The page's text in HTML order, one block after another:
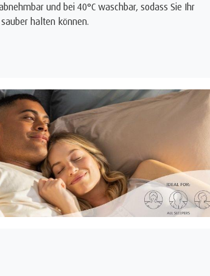
und bei 40°C waschbar, sodass Sie Ihr
halten können.